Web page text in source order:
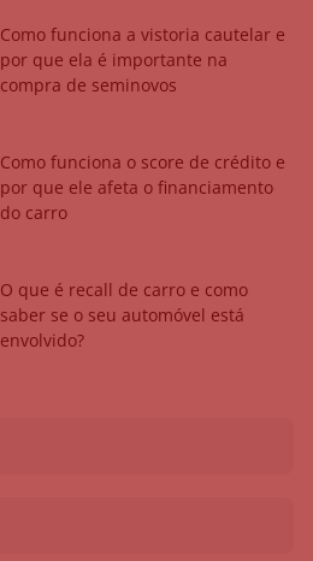
Como funciona a vistoria cautelar e
por que ela é importante na
compra de seminovos
Como funciona o score de crédito e
por que ele afeta o financiamento
do carro
O que é recall de carro e como
saber se o seu automóvel está
envolvido?